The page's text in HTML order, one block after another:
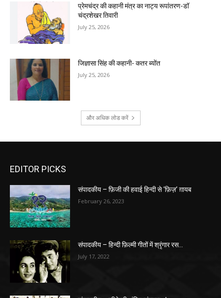
प्रेमचंद्र की कहानी मंत्र का नाट्य रूपांतरण-डॉ
चंद्रशेखर तिवारी
July 25, 2026
जिज्ञासा सिंह की कहानी- कतर ब्योंत
July 25, 2026
और अधिक लोड करें
EDITOR PICKS
संपादकीय – फ़िजी की हवाई हिन्दी से ‘फ़िज़’ ग़ायब
February 26, 2023
संपादकीय – हिन्दी फ़िल्मी गीतों में श्रृंगार रस…
July 17, 2022